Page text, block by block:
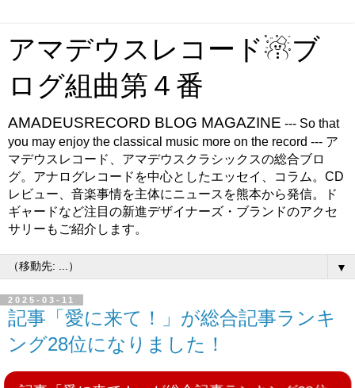
アマデウスレコード☃ブ
ログ組曲第４番
AMADEUSRECORD BLOG MAGAZINE --- So that
you may enjoy the classical music more on the record --- ア
マデウスレコード、アマデウスクラシックスの総合ブロ
グ。アナログレコードを中心としたエッセイ、コラム。CD
レビュー、音楽事情を主体にニュースを熊本から発信。ド
ギャードなど注目の新進デザイナーズ・ブランドのアクセ
サリーもご紹介します。
▼
2025-03-11
記事「愛に来て！」が総合記事ランキ
ング28位になりました！